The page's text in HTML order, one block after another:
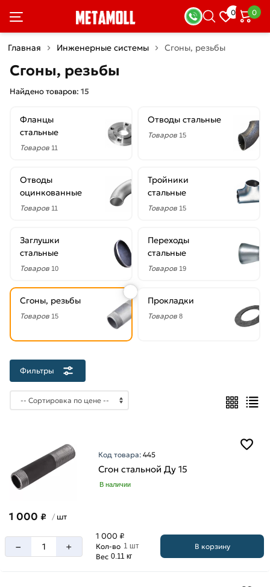
0 0
Главная Инженерные системы Сгоны, резьбы
Сгоны, резьбы
Найдено товаров: 15
Фланцы
стальные
Товаров 11
Отводы стальные
Товаров 15
Отводы
оцинкованные
Товаров 11
Тройники
стальные
Товаров 15
Заглушки
стальные
Товаров 10
Переходы
стальные
Товаров 19
Сгоны, резьбы
Товаров 15
Прокладки
Товаров 8
Фильтры
Фильтры
×
скидкой
Цена
руб.
15
мм
20
мм
25
мм
мм
мм
мм
Код товара:445
Сгон стальной Ду 15
В наличии
1 000 ₽ / шт
– +
1 000 ₽
Кол-во 1 шт
Вес 0.11 кг
В корзину